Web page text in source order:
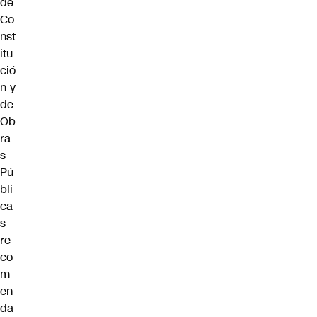
Co
nst
itu
ció
n y
de
Ob
ra
s
Pú
bli
ca
s
re
co
m
en
da